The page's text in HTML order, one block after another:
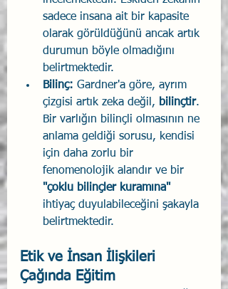
sadece insana ait bir kapasite
olarak görüldüğünü ancak artık
durumun böyle olmadığını
belirtmektedir.
Bilinç: Gardner'a göre, ayrım
çizgisi artık zeka değil, bilinçtir.
Bir varlığın bilinçli olmasının ne
anlama geldiği sorusu, kendisi
için daha zorlu bir
fenomenolojik alandır ve bir
"çoklu bilinçler kuramına"
ihtiyaç duyulabileceğini şakayla
belirtmektedir.
Etik ve İnsan İlişkileri
Çağında Eğitim